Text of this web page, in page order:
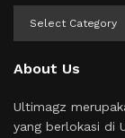
About Us
Ultimagz
yang berlokasi di